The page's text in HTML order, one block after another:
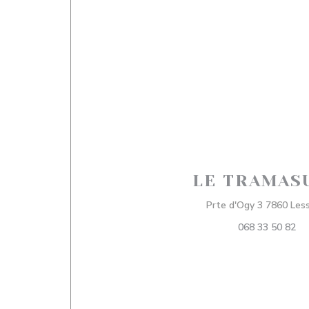
LE
Prte d'Ogy 3 7860
068 33 50 82